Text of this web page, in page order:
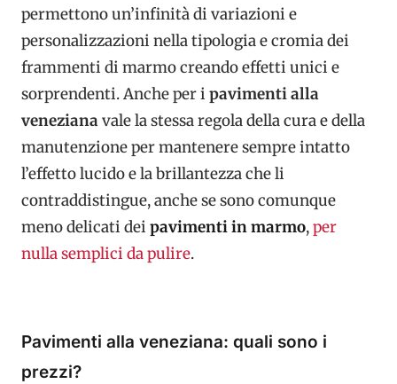
permettono un’infinità di variazioni e
personalizzazioni nella tipologia e cromia dei
frammenti di marmo creando effetti unici e
sorprendenti. Anche per i pavimenti alla
venezianavale la stessa regola della cura e della
manutenzione per mantenere sempre intatto
l’effetto lucido e la brillantezza che li
contraddistingue, anche se sono comunque
meno delicati dei pavimenti in marmo,per
nulla semplici da pulire.
Pavimenti alla veneziana: quali sono i
prezzi?